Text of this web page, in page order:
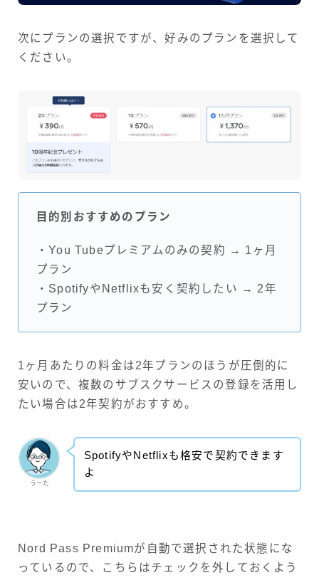
次にプランの選択ですが、好みのプランを選択して
ください。
目的別おすすめのプラン
・You Tubeプレミアムのみの契約 → 1ヶ月
プラン
・SpotifyやNetflixも安く契約したい → 2年
プラン
1ヶ月あたりの料金は2年プランのほうが圧倒的に
安いので、複数のサブスクサービスの登録を活用し
たい場合は2年契約がおすすめ。
うーた
SpotifyやNetflixも格安で契約できます
よ
Nord Pass Premiumが自動で選択された状態にな
っているので、こちらはチェックを外しておくよう